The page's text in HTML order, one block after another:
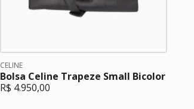
CELINE
Bolsa Celine Trapeze Small Bicolor
R$ 4.950,00